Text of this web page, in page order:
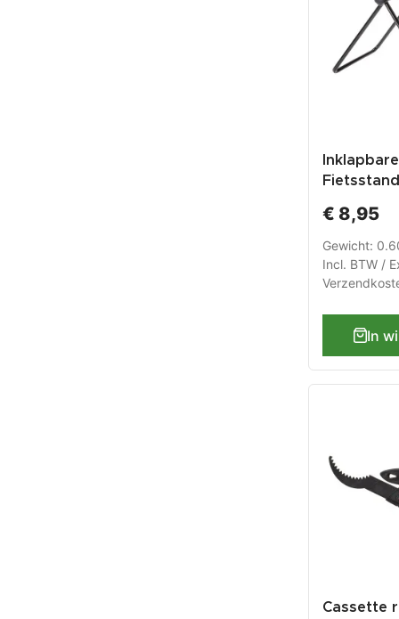
Inklapbare
voor
fiets
€ 8,95
Gewicht:
Incl. BTW /
In
Cassette